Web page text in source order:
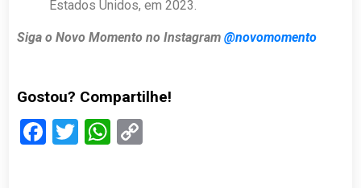
Estados Unidos, em 2023.
Siga o Novo Momento no Instagram@novomomento
Gostou? Compartilhe!
Facebook
TwitterWhatsApp